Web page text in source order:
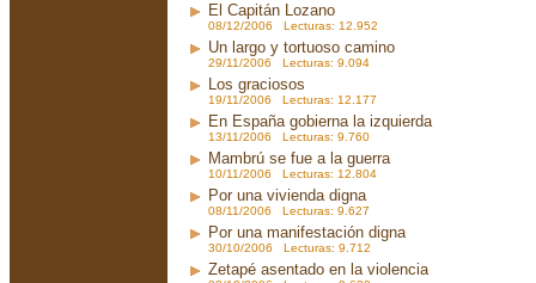
El Capitán Lozano
08/12/2006 Lecturas: 12.952
Un largo y tortuoso camino
29/11/2006 Lecturas: 9.094
Los graciosos
19/11/2006 Lecturas: 12.177
En España gobierna la izquierda
13/11/2006 Lecturas: 9.760
Mambrú se fue a la guerra
10/11/2006 Lecturas: 12.804
Por una vivienda digna
08/11/2006 Lecturas: 9.627
Por una manifestación digna
30/10/2006 Lecturas: 9.712
Zetapé asentado en la violencia